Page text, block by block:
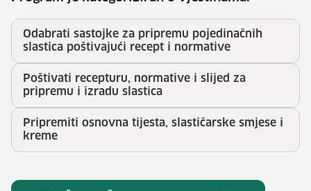
Odabrati sastojke za pripremu pojedinačnih
slastica poštivajući recept i normative
Poštivati recepturu, normative i slijed za
pripremu i izradu slastica
Pripremiti osnovna tijesta, slastičarske smjese i
kreme